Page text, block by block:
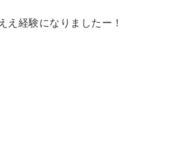
え経験になりましたー！